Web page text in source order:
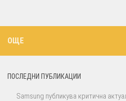
ОЩЕ
ПОСЛЕДНИ ПУБЛИКАЦИИ
Samsung публикува критична